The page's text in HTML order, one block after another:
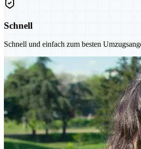
Schnell
Schnell und einfach zum besten